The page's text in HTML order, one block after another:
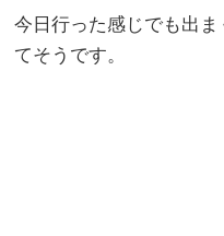
今日行った感じでも出
てそうです。